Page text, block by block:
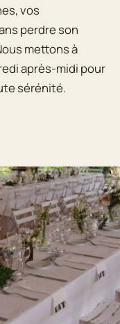
vos
perdre son
mettons à
après-midi pour
sérénité.